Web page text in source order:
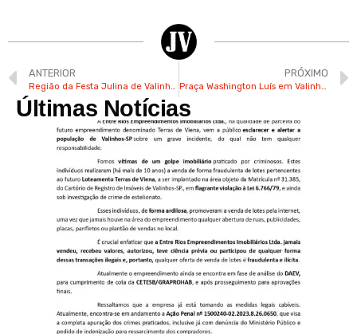
ANTERIOR
Região da Festa Julina de Valinhos sofrerá interdições no trânsito
PRÓXIMO
Praça Washington Luís em Valinhos recebe brincadeiras neste sábado
Últimas Notícias